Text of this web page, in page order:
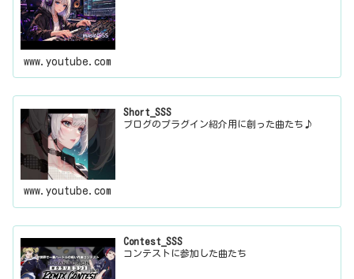
www.youtube.com
Short_SSS
ブログのプラグイン紹介用に創った曲たち♪
www.youtube.com
Contest_SSS
コンテストに参加した曲たち